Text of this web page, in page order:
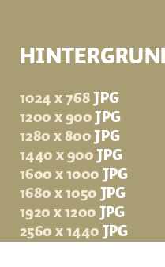
1024 x 768JPG
1200 x 900JPG
1280 x 800JPG
1440 x 900JPG
1600 x 1000JPG
1680 x 1050JPG
1920 x 1200JPG
2560 x 1440JPG